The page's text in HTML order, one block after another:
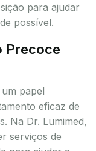
para ajudar
possível.
Precoce
papel
eficaz de
Na Dr. Lumimed,
serviços de